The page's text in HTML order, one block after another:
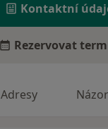
Kontaktní
Rezervovat
Adresy